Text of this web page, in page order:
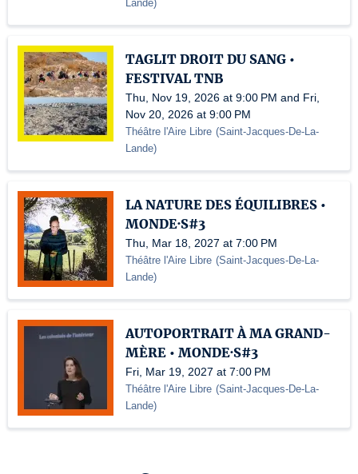
Lande)
TAGLIT DROIT DU SANG •
FESTIVAL TNB
Thu, Nov 19, 2026 at 9:00 PM and Fri,
Nov 20, 2026 at 9:00 PM
Théâtre l'Aire Libre (Saint-Jacques-De-La-
Lande)
LA NATURE DES ÉQUILIBRES •
MONDE·S#3
Thu, Mar 18, 2027 at 7:00 PM
Théâtre l'Aire Libre (Saint-Jacques-De-La-
Lande)
AUTOPORTRAIT À MA GRAND-
MÈRE • MONDE·S#3
Fri, Mar 19, 2027 at 7:00 PM
Théâtre l'Aire Libre (Saint-Jacques-De-La-
Lande)